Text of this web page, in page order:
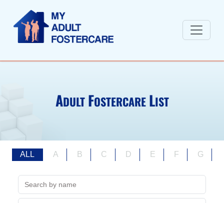
ADULT FOSTERCARE LIST
ALL A B C D E F G